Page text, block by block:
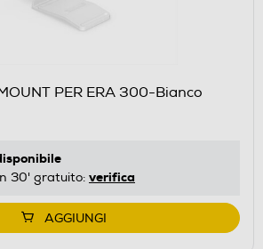
PER ERA 300-Bianco
30' gratuito: verifica
AGGIUNGI